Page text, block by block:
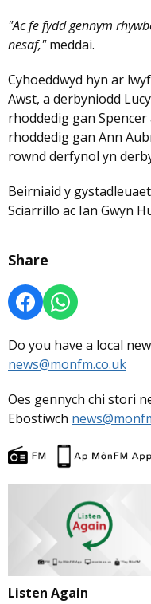
"Ac fe fydd gennym
nesaf,"meddai.
Cyhoeddwyd hyn ar
Awst, a derbyniodd
rhoddedig gan Spencer
rhoddedig gan Ann
rownd derfynol yn
Beirniaid y
Sciarrillo ac Ian Gwyn
Share
Do you have a local
news@monfm.co.uk
Oes gennych chi stori
Ebostiwch
Listen Again